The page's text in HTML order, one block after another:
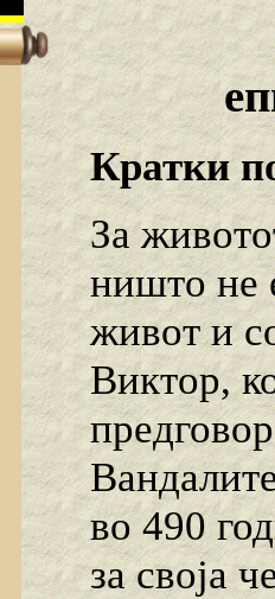
Кратки
За
ништо не
живот и
Виктор,
во 490
за своја